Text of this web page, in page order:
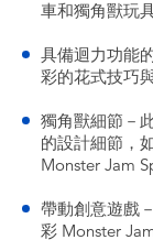
車和獨角獸玩
具備迴力功能
彩的花式技巧
獨角獸細節－
的設計細節，
Monster Jam
帶動創意遊戲
彩 Monster